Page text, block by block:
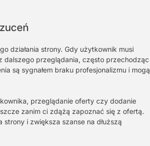
działania strony. Gdy użytkownik musi
dalszego przeglądania, często przechodząc
są sygnałem braku profesjonalizmu i mogą
przeglądanie oferty czy dodanie
zanim ci zdążą zapoznać się z ofertą.
i zwiększa szanse na dłuższą